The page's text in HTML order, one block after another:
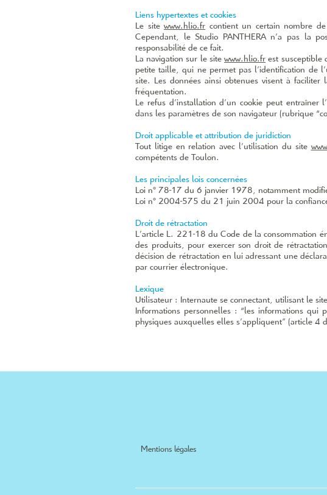
Liens hypertextes et cookies
Le sitewww.hlio.fr contient un certain nombre
Cependant, le Studio PANTHERA n’a pas la
responsabilité de ce fait.
La navigation sur le sitewww.hlio.fr est susceptible
petite taille, qui ne permet pas l’identification de
site. Les données ainsi obtenues visent à
fréquentation.
Le refus d’installation d’un cookie peut entraîner
dans les paramètres de son navigateur (rubrique
Droit applicable et attribution de juridiction
Tout litige en relation avec l’utilisation du site
compétents de Toulon.
Les principales lois concernées
Loi n° 78­-17 du 6 janvier 1978, notamment
Loi n° 2004-­575 du 21 juin 2004 pour la
Droit de rétractation
L’article L. 221-18 du Code de la consommation
des produits, pour exercer son droit de
décision de rétractation en lui adressant une
par courrier électronique.
Lexique
Utilisateur : Internaute se connectant, utilisant le
Informations personnelles : “les informations qui
physiques auxquelles elles s’appliquent” (article
Mentions légales